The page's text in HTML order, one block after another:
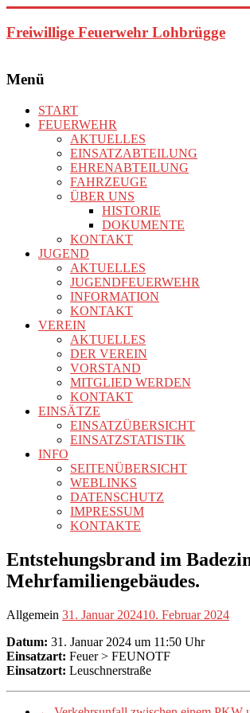
Inhalt
springen
Freiwillige Feuerwehr Lohbrügge
Menü
START
FEUERWEHR
AKTUELLES
EINSATZABTEILUNG
EHRENABTEILUNG
FAHRZEUGE
ÜBER UNS
HISTORIE
DOKUMENTE
KONTAKT
JUGEND
AKTUELLES
JUGENDFEUERWEHR
INFORMATION
KONTAKT
VEREIN
AKTUELLES
DER VEREIN
VORSTAND
MITGLIED WERDEN
KONTAKT
EINSÄTZE
EINSATZÜBERSICHT
EINSATZSTATISTIK
INFO
SEITENÜBERSICHT
WEBLINKS
DATENSCHUTZ
IMPRESSUM
KONTAKTE
Entstehungsbrand im
Mehrfamiliengebäudes.
Allgemein 31. Januar 202410. Februar 2024
Datum: 31. Januar 2024 um 11:50 Uhr
Einsatzart: Feuer > FEUNOTF
Einsatzort: Leuschnerstraße